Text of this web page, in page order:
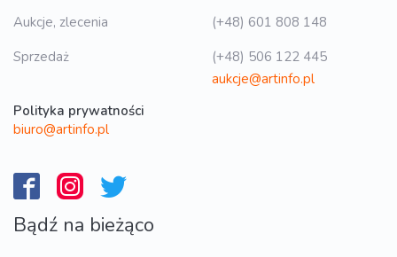
Aukcje, zlecenia
(+48) 601 808 148
Sprzedaż
(+48) 506 122 445
aukcje@artinfo.pl
Polityka prywatności
biuro@artinfo.pl
Bądź na bieżąco